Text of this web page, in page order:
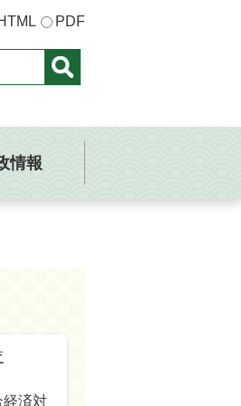
PDF
情報
経済対